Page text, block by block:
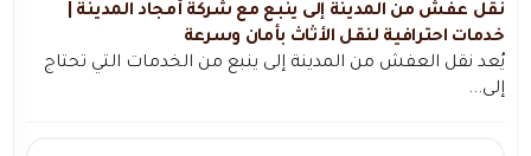
نقل عفش من المدينة إلى ينبع مع شركة أمجاد المدينة |
خدمات احترافية لنقل الأثاث بأمان وسرعة
يُعد نقل العفش من المدينة إلى ينبع من الخدمات التي تحتاج
إلى...